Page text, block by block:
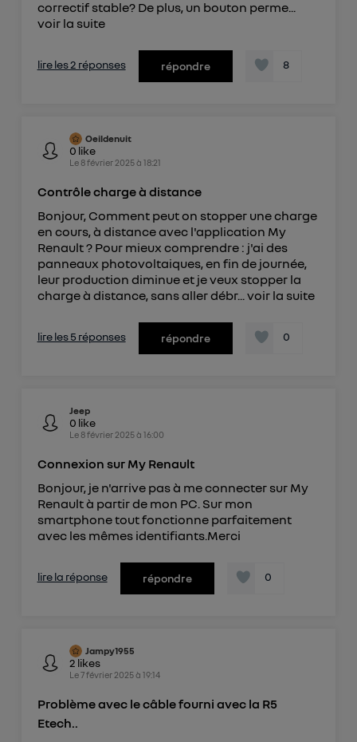
correctif stable? De plus, un bouton perme...
voir la suite
lire les 2 réponses répondre 8
Oeildenuit
0 like
Le 8 février 2025à 18:21
Contrôle charge à distance
Bonjour, Comment peut on stopper une charge
en cours, à distance avec l'application My
Renault ? Pour mieux comprendre : j'ai des
panneaux photovoltaiques, en fin de journée,
leur production diminue et je veux stopper la
charge à distance, sans aller débr... voir la suite
lire les 5 réponses répondre 0
Jeep
0 like
Le 8 février 2025à 16:00
Connexion sur My Renault
Bonjour, je n'arrive pas à me connecter sur My
Renault à partir de mon PC. Sur mon
smartphone tout fonctionne parfaitement
avec les mêmes identifiants.Merci
lire la réponse répondre 0
Jampy1955
2 likes
Le7 février 2025à 19:14
Problème avec le câble fourni avec la R5
Etech..